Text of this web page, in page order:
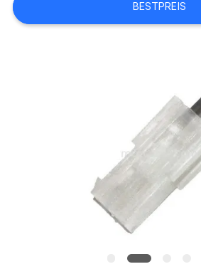
UM
BESTPREIS